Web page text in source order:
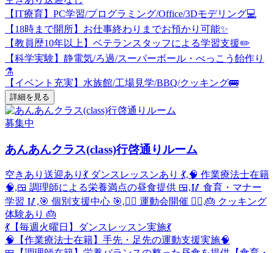
【IT療育】PC学習/プログラミング/Office/3Dモデリング💻
【18時まで開所】お仕事終わりまでお預かり可能✨
【教員歴10年以上】ベテランスタッフによる学習支援✏️
【科学実験】静電気/ろ過/スーパーボール・べっこう飴作り
⚗️
【イベント充実】水族館/工場見学/BBQ/クッキング🚌
詳細を見る
募集中
あんあんクラス(class)行啓通りルーム
空きあり 送迎あり 💃 ダンスレッスンあり 💃,🧠 作業療法士在籍
🧠,🍱 調理師による栄養満点の昼食提供 🍱,🥢 食育・マナー
学習 🥢,🎯 個別支援中心 🎯,🏃‍♂️ 運動会開催 🏃‍♂️,🎂 クッキング
体験あり 🎂
💃【毎週火曜日】ダンスレッスン実施💃
🧠【作業療法士在籍】手先・足先の運動支援実施🧠